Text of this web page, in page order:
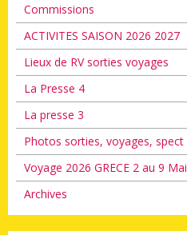
Commissions
ACTIVITES SAISON 2026 2027
Lieux de RV sorties voyages
La Presse 4
La presse 3
Photos sorties, voyages, spect
Voyage 2026 GRECE 2 au 9 Mai
Archives